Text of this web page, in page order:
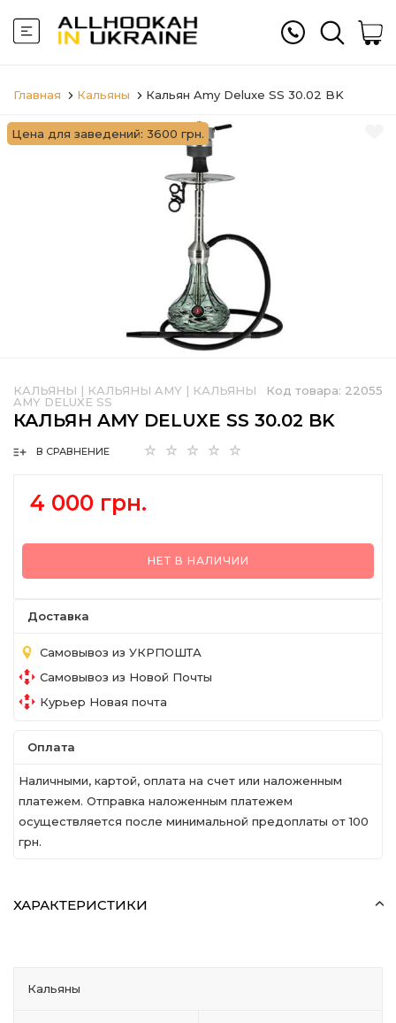
Главная Кальяны Кальян Amy Deluxe SS 30.02 BK
Цена для заведений: 3600 грн.
Код товара: 22055
КАЛЬЯНЫ | КАЛЬЯНЫ AMY | КАЛЬЯНЫ
AMY DELUXE SS
КАЛЬЯН AMY DELUXE SS 30.02 BK
В СРАВНЕНИЕ
4 000 грн.
НЕТ В НАЛИЧИИ
Доставка
Самовывоз из УКРПОШТА
Самовывоз из Новой Почты
Курьер Новая почта
Оплата
Наличными, картой, оплата на счет или наложенным
платежем. Отправка наложенным платежем
осуществляется после минимальной предоплаты от 100
грн.
ХАРАКТЕРИСТИКИ
Кальяны